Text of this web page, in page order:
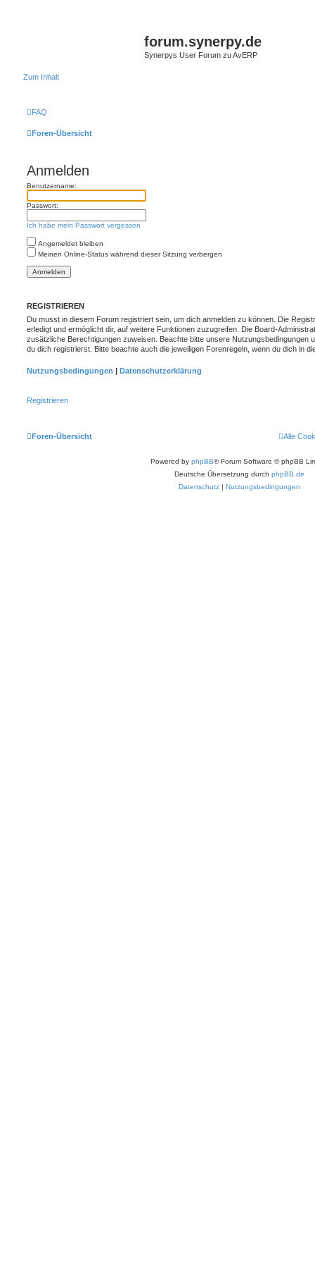
forum.synerpy.de
Synerpys User Forum zu AvERP
Zum Inhalt
FAQ
Foren-Übersicht
Anmelden
Benutzername:
Passwort:
Ich habe mein Passwort vergessen
Angemeldet bleiben
Meinen Online-Status während dieser Sitzung verbergen
REGISTRIEREN
Du musst in diesem Forum registriert sein, um dich anmelden zu können. Die
erledigt und ermöglicht dir, auf weitere Funktionen zuzugreifen. Die Board-
zusätzliche Berechtigungen zuweisen. Beachte bitte unsere Nutzungsbedingungen
du dich registrierst. Bitte beachte auch die jeweiligen Forenregeln, wenn du dich in
Nutzungsbedingungen | Datenschutzerklärung
Registrieren
Foren-Übersicht Alle
Powered by phpBB® Forum Software © phpBB
Deutsche Übersetzung durch phpBB.de
Datenschutz | Nutzungsbedingungen